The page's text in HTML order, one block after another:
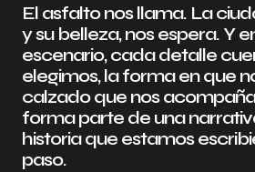
El asfalto nos llama. La
y su belleza, nos espera. Y
escenario, cada detalle
elegimos, la forma en que
calzado que nos
forma parte de una
historia que estamos
paso.